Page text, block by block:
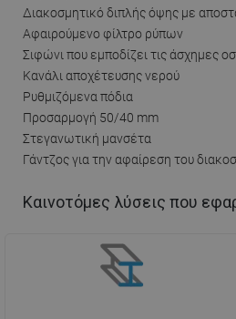
Διακοσμητικό διπλής όψης με
Αφαιρούμενο φίλτρο ρύπων
Σιφώνι που εμποδίζει τις άσχημες
Κανάλι αποχέτευσης νερού
Ρυθμιζόμενα πόδια
Προσαρμογή 50/40 mm
Στεγανωτική μανσέτα
Γάντζος για την αφαίρεση του
Καινοτόμες λύσεις που